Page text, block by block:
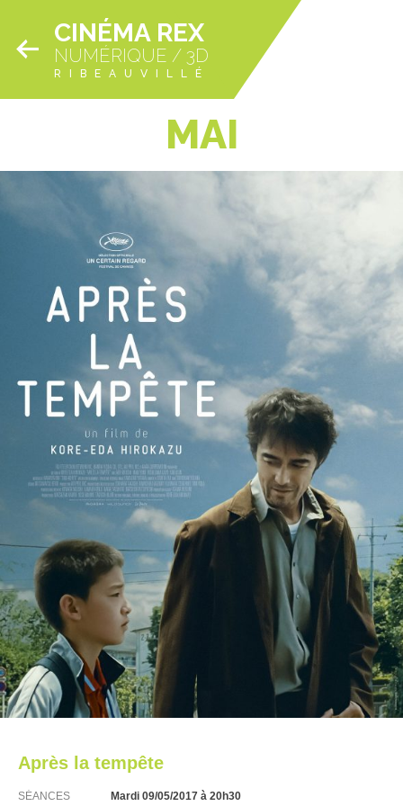
CINÉMA REX
NUMÉRIQUE / 3D
RIBEAUVILLÉ
MAI
Après la tempête
SÉANCES Mardi 09/05/2017 à 20h30